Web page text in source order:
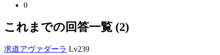
0
これまでの回答一覧 (2)
求道アヴァダーラ Lv239